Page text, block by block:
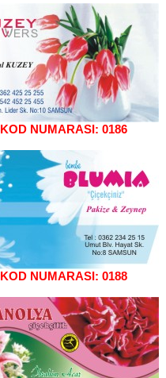
KOD NUMARASI: 0186
KOD NUMARASI: 0188